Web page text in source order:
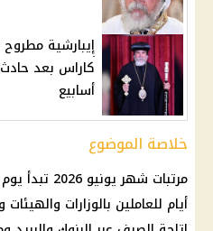
إيبارشية مطروح
أسابيع
خلاصة الموضوع
مرتبات شهر يونيو 2026
أيام للعاملين بالوزارات